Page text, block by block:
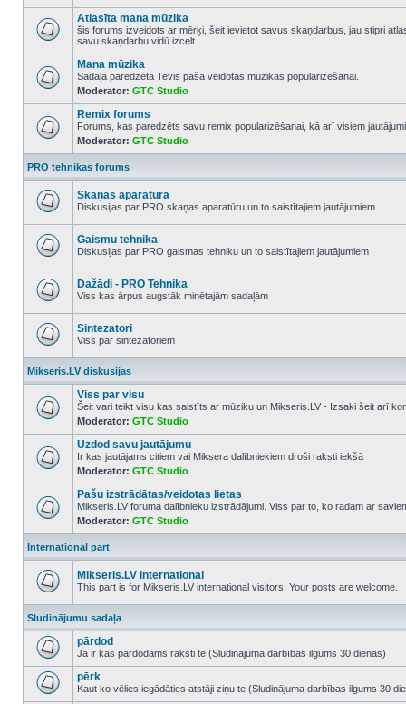
unread
posts
No
unread
posts
Atlasīta mana mūzika
šis forums izveidots ar mērķi, šeit ievietot savus skaņdarbus, jau stipri
savu skaņdarbu vidū izcelt.
No
unread
posts
Mana mūzika
Sadaļa paredzēta Tevis paša veidotas mūzikas popularizēšanai.
Moderator: GTC Studio
No
unread
posts
Remix forums
Forums, kas paredzēts savu remix popularizēšanai, kā arī visiem
Moderator: GTC Studio
PRO tehnikas forums
unread
posts
Skaņas aparatūra
Diskusijas par PRO skaņas aparatūru un to saistītajiem jautājumiem
unread
posts
Gaismu tehnika
Diskusijas par PRO gaismas tehniku un to saistītajiem jautājumiem
unread
posts
Dažādi - PRO Tehnika
Viss kas ārpus augstāk minētajām sadaļām
unread
posts
Sintezatori
Viss par sintezatoriem
Mikseris.LV diskusijas
No
unread
posts
Viss par visu
Šeit vari teikt visu kas saistīts ar mūziku un Mikseris.LV - Izsaki šeit arī
Moderator: GTC Studio
No
unread
posts
Uzdod savu jautājumu
Ir kas jautājams citiem vai Miksera dalībniekiem droši raksti iekšā
Moderator: GTC Studio
No
unread
posts
Pašu izstrādātas/veidotas lietas
Mikseris.LV foruma dalībnieku izstrādājumi. Viss par to, ko radam ar
Moderator: GTC Studio
International part
unread
posts
Mikseris.LV international
This part is for Mikseris.LV international visitors. Your posts are welcome.
Sludinājumu sadaļa
unread
posts
pārdod
Ja ir kas pārdodams raksti te (Sludinājuma darbības ilgums 30 dienas)
pērk
Kaut ko vēlies iegādāties atstāji ziņu te (Sludinājuma darbības ilgums 30